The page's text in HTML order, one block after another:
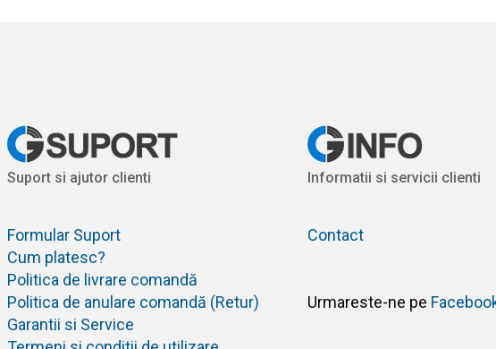
Suport si ajutor clienti
Formular Suport
Cum platesc?
Politica de livrare comandă
Politica de anulare comandă (Retur)
Garantii si Service
Informatii si servicii clienti
Contact
Urmareste-ne pe